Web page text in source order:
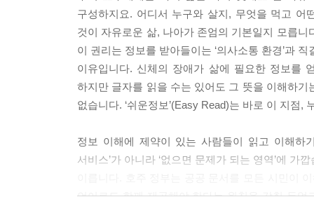
구성하지요. 어디서 누구와 살지, 무엇을 먹고
것이 자유로운 삶, 나아가 존엄의 기본일지 모릅
이 권리는 정보를 받아들이는 ‘의사소통 환경’과
이유입니다. 신체의 장애가 삶에 필요한 정보를
하지만 글자를 읽을 수는 있어도 그 뜻을 이해하
없습니다. ‘쉬운정보’(Easy Read)는 바로 이 지점
정보 이해에 제약이 있는 사람들이 읽고 이해하
서비스’가 아니라 ‘없으면 문제가 되는 영역’에
언어로도 함께 제공해야 한다는 원칙을 갖춰 두